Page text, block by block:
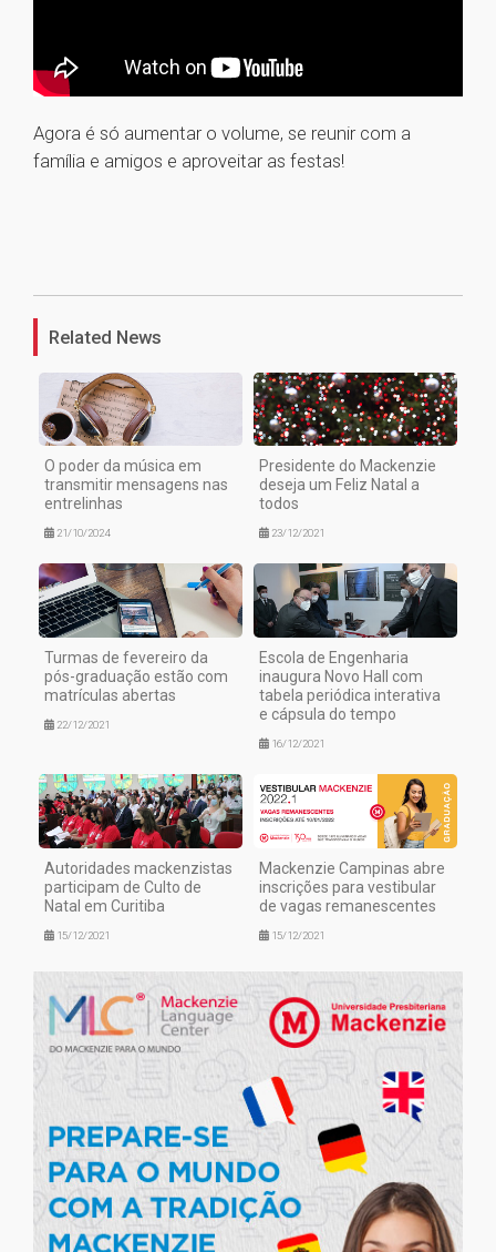
Agora é só aumentar o volume, se reunir com a
família e amigos e aproveitar as festas!
Related News
O poder da música em
transmitir mensagens nas
entrelinhas
21/10/2024
Presidente do Mackenzie
deseja um Feliz Natal a
todos
23/12/2021
Turmas de fevereiro da
pós-graduação estão com
matrículas abertas
22/12/2021
Escola de Engenharia
inaugura Novo Hall com
tabela periódica interativa
e cápsula do tempo
16/12/2021
Autoridades mackenzistas
participam de Culto de
Natal em Curitiba
15/12/2021
Mackenzie Campinas abre
inscrições para vestibular
de vagas remanescentes
15/12/2021